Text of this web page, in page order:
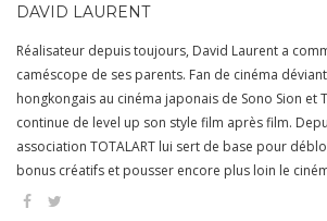
DAVID LAURENT
Réalisateur depuis toujours, David Laurent a
caméscope de ses parents. Fan de cinéma
hongkongais au cinéma japonais de Sono Sion et
continue de level up son style film après film.
association TOTALART lui sert de base pour
bonus créatifs et pousser encore plus loin le